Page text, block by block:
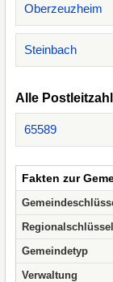
Oberzeuzheim
Steinbach
Alle
65589
Fakten zur
Regionalschlüssel
Gemeindetyp
Verwaltung